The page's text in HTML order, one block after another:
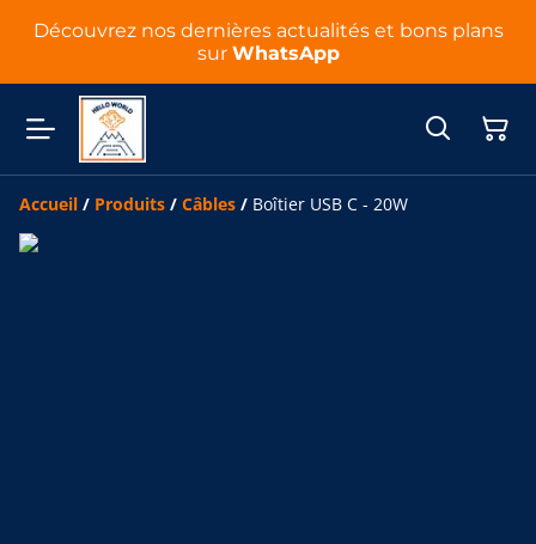
Découvrez nos dernières actualités et bons plans
sur WhatsApp
Accueil / Produits / Câbles / Boîtier USB C - 20W